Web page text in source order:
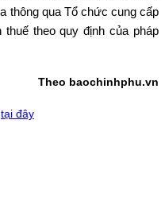
thông qua Tổ chức cung cấp
theo quy định của pháp
Theo baochinhphu.vn
tại đây